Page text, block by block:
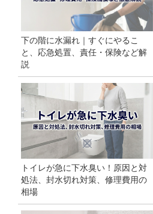
下の階に水漏れ｜すぐにやるこ
と、応急処置、責任・保険など解
説
トイレが急に下水臭い！原因と対
処法、封水切れ対策、修理費用の
相場